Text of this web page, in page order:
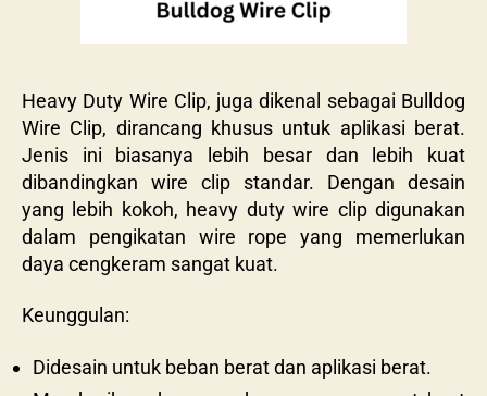
Heavy Duty Wire Clip, juga dikenal sebagai Bulldog
Wire Clip, dirancang khusus untuk aplikasi berat.
Jenis ini biasanya lebih besar dan lebih kuat
dibandingkan wire clip standar. Dengan desain
yang lebih kokoh, heavy duty wire clip digunakan
dalam pengikatan wire rope yang memerlukan
daya cengkeram sangat kuat.
Keunggulan:
Didesain untuk beban berat dan aplikasi berat.